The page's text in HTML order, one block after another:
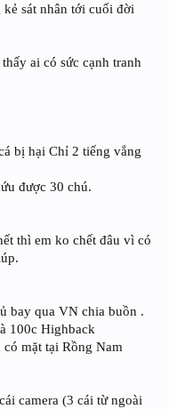
sát nhân tới cuối đời
ai có sức cạnh tranh
bị hại Chỉ 2 tiếng vắng
được 30 chú.
thì em ko chết đâu vì có
bay qua VN chia buồn .
100c Highback
mặt tại Rồng Nam
camera (3 cái từ ngoài